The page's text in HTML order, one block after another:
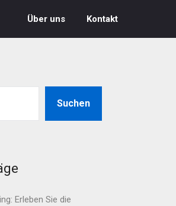
Über uns Kontakt
Suchen
Erleben Sie die